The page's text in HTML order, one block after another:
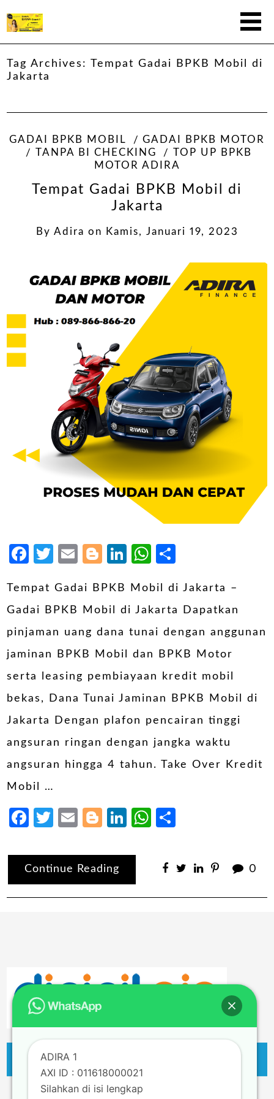
Tag Archives:Tempat Gadai BPKB Mobil di
Jakarta
GADAI BPKB MOBIL
GADAI BPKB MOTOR
TANPA BI CHECKING
TOP UP BPKB
MOTOR ADIRA
Tempat Gadai BPKB Mobil di
Jakarta
By Adira on Kamis, Januari 19, 2023
Facebook
Twitter
EmailBlogger
LinkedIn
WhatsApp
Tempat Gadai BPKB Mobil di Jakarta –
Gadai BPKB Mobil di Jakarta Dapatkan
pinjaman uang dana tunai dengan anggunan
jaminan BPKB Mobil dan BPKB Motor
serta leasing pembiayaan kredit mobil
bekas, Dana Tunai Jaminan BPKB Mobil di
Jakarta Dengan plafon pencairan tinggi
angsuran ringan dengan jangka waktu
angsuran hingga 4 tahun. Take Over Kredit
Mobil …
Facebook
Twitter
EmailBlogger
LinkedIn
WhatsApp
Continue Reading 0
ADIRA 1
AXI ID : 011618000021
Silahkan di isi lengkap